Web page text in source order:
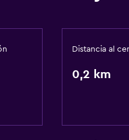
Distancia al
0,2 km